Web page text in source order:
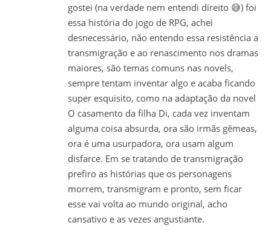
gostei (na verdade nem entendi direito 😅) foi
essa história do jogo de RPG, achei
desnecessário, não entendo essa resistência a
transmigração e ao renascimento nos dramas
maiores, são temas comuns nas novels,
sempre tentam inventar algo e acaba ficando
super esquisito, como na adaptação da novel
O casamento da filha Di, cada vez inventam
alguma coisa absurda, ora são irmãs gêmeas,
ora é uma usurpadora, ora usam algum
disfarce. Em se tratando de transmigração
prefiro as histórias que os personagens
morrem, transmigram e pronto, sem ficar
esse vai volta ao mundo original, acho
cansativo e as vezes angustiante.